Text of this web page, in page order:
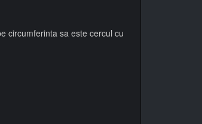
circumferinta sa este cercul cu